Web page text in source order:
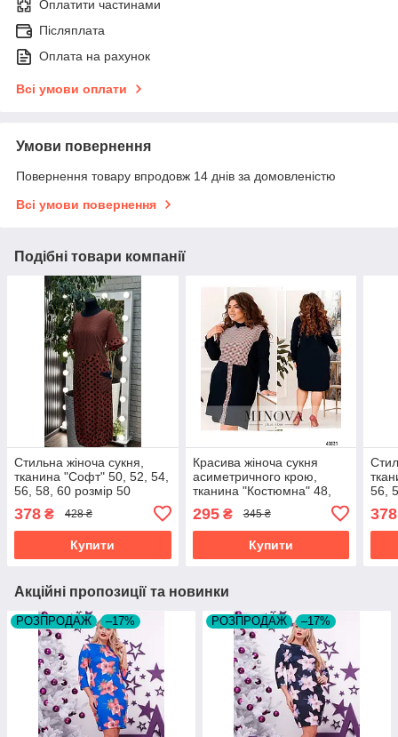
Оплатити частинами
Післяплата
Оплата на рахунок
Всі умови оплати
Умови повернення
Повернення товару впродовж 14 днів за домовленістю
Всі умови повернення
Подібні товари компанії
Стильна жіноча сукня,
тканина "Софт" 50, 52, 54,
56, 58, 60 розмір 50
378 ₴ 428 ₴
Купити
Красива жіноча сукня
асиметричного крою,
тканина "Костюмна" 48,
295₴ 345 ₴
Купити
56,
378
Акційні пропозиції та новинки
РОЗПРОДАЖ –17% РОЗПРОДАЖ –17%